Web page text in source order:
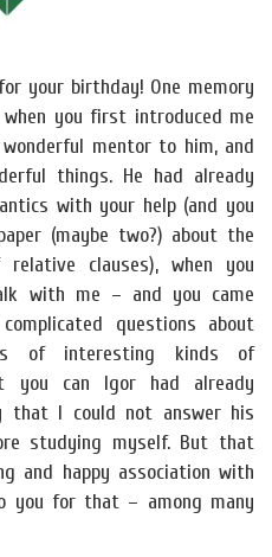
your birthday! One memory
you first introduced me
mentor to him, and
things. He had already
with your help (and you
(maybe two?) about the
clauses), when you
with me – and you came
questions about
of interesting kinds of
you can Igor had already
that I could not answer his
studying myself. But that
and happy association with
you for that – among many